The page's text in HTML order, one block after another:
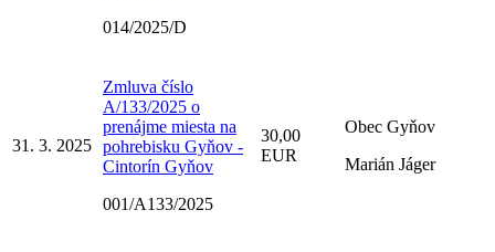
014/2025/D
31. 3. 2025
Zmluva číslo
A/133/2025 o
prenájme miesta na
pohrebisku Gyňov -
Cintorín Gyňov
001/A133/2025
30,00
EUR
Obec Gyňov
Marián Jáger